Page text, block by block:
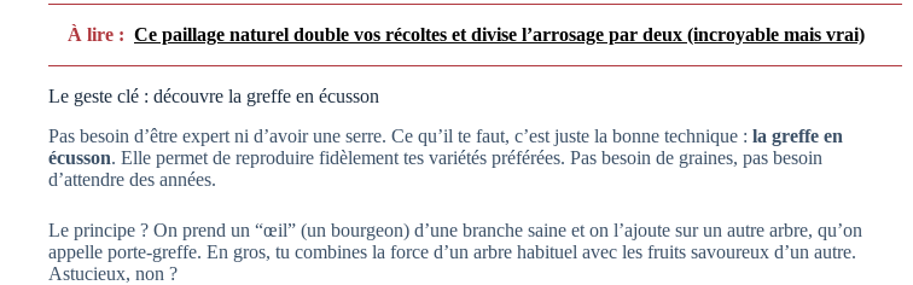
À lire : Ce paillage naturel double vos récoltes et divise l’arrosage par deux (incroyable mais vrai)
Le geste clé : découvre la greffe en écusson
Pas besoin d’être expert ni d’avoir une serre. Ce qu’il te faut, c’est juste la bonne technique : la greffe en
écusson. Elle permet de reproduire fidèlement tes variétés préférées. Pas besoin de graines, pas besoin
d’attendre des années.
Le principe ? On prend un “œil” (un bourgeon) d’une branche saine et on l’ajoute sur un autre arbre, qu’on
appelle porte-greffe. En gros, tu combines la force d’un arbre habituel avec les fruits savoureux d’un autre.
Astucieux, non ?